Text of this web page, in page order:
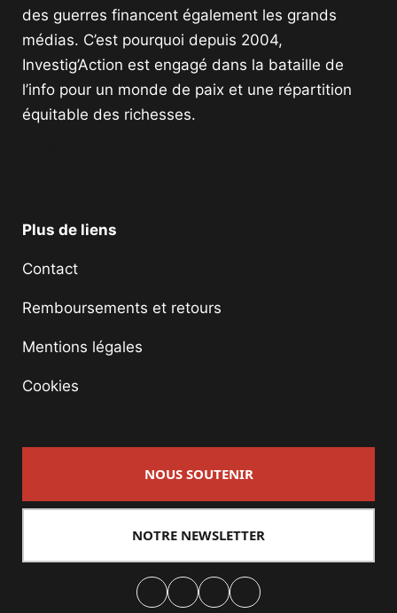
des guerres financent également les grands
médias. C’est pourquoi depuis 2004,
Investig’Action est engagé dans la bataille de
l’info pour un monde de paix et une répartition
équitable des richesses.
Plus de liens
Contact
Remboursements et retours
Mentions légales
Cookies
NOUS SOUTENIR
NOTRE NEWSLETTER